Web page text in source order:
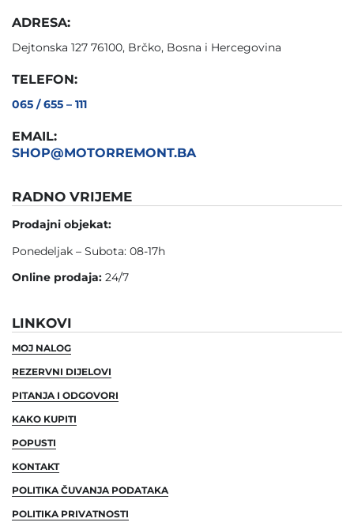
ADRESA:
Dejtonska 127 76100, Brčko, Bosna i Hercegovina
TELEFON:
065 / 655 – 111
EMAIL:
SHOP@MOTORREMONT.BA
RADNO VRIJEME
Prodajni objekat:
Ponedeljak – Subota: 08-17h
Online prodaja: 24/7
LINKOVI
MOJ NALOG
REZERVNI DIJELOVI
PITANJA I ODGOVORI
KAKO KUPITI
POPUSTI
KONTAKT
POLITIKA ČUVANJA PODATAKA
POLITIKA PRIVATNOSTI